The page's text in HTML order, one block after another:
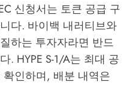
신청서는 토큰 공급 구
다. 바이백 내러티브와
하는 투자자라면 반드
. HYPE S-1/A는 최대 공
인하며, 배분 내역은